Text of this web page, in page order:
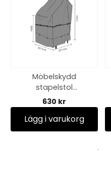
Möbelskydd
stapelstol
67x67xH80/100 cm,
andas - svart
630 kr
Lägg i varukorg